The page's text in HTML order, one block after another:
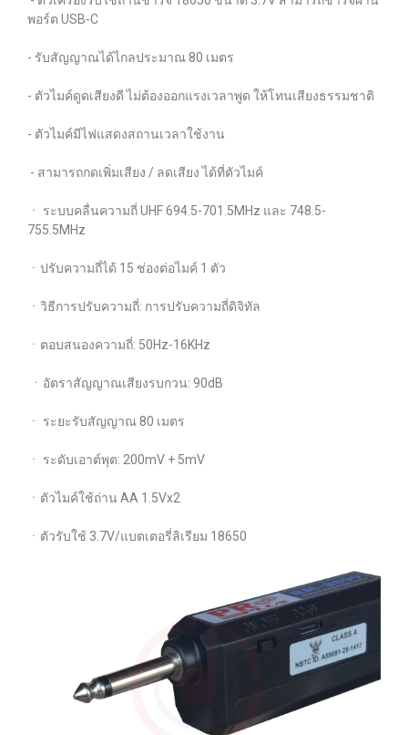
พอร์ต USB-C
- รับสัญญาณได้ไกลประมาณ 80 เมตร
- ตัวไมค์ดูดเสียงดี ไม่ต้องออกแรงเวลาพูด ให้โทนเสียงธรรมชาติ
- ตัวไมค์มีไฟแสดงสถานเวลาใช้งาน
- สามารถกดเพิ่มเสียง / ลดเสียง ได้ที่ตัวไมค์
ㆍ ระบบคลื่นความถี่ UHF 694.5-701.5MHz และ 748.5-
755.5MHz
ㆍปรับความถี่ได้ 15 ช่องต่อไมค์ 1 ตัว
ㆍวิธีการปรับความถี่: การปรับความถี่ดิจิทัล
ㆍตอบสนองความถี่: 50Hz-16KHz
ㆍอัตราสัญญาณเสียงรบกวน: 90dB
ㆍ ระยะรับสัญญาณ 80 เมตร
ㆍ ระดับเอาต์พุต: 200mV + 5mV
ㆍตัวไมค์ใช้ถ่าน AA 1.5Vx2
ㆍตัวรับใช้ 3.7V/แบตเตอรี่ลิเรียม 18650